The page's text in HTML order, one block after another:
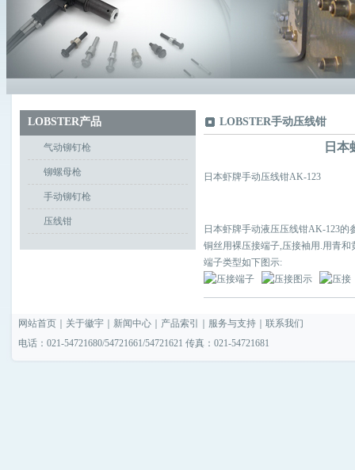
LOBSTER产品
气动铆钉枪
铆螺母枪
手动铆钉枪
压线钳
LOBSTER手动压线钳
日本
日本虾牌手动压线钳AK-123
日本虾牌手动液压压线钳AK-123的
铜丝用裸压接端子,压接袖用.用青和
端子类型如下图示:
网站首页 关于徽宇 新闻中心 产品索引 服务与支持
联系我们
电话：021-54721680/54721661/54721621 传真：021-54721681